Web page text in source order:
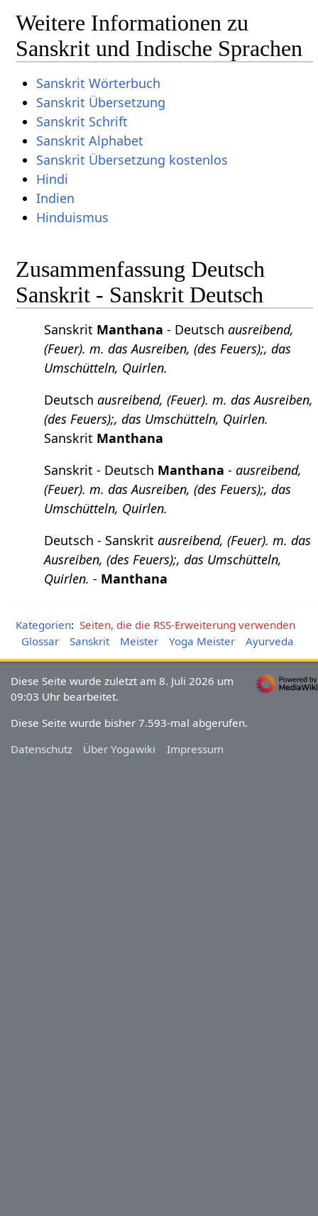
Weitere Informationen zu
Sanskrit und Indische Sprachen
Sanskrit Wörterbuch
Sanskrit Übersetzung
Sanskrit Schrift
Sanskrit Alphabet
Sanskrit Übersetzung kostenlos
Hindi
Indien
Hinduismus
Zusammenfassung Deutsch
Sanskrit - Sanskrit Deutsch
Sanskrit Manthana - Deutschausreibend,
(Feuer). m. das Ausreiben, (des Feuers);, das
Umschütteln, Quirlen.
Deutschausreibend, (Feuer). m. das Ausreiben,
(des Feuers);, das Umschütteln, Quirlen.
Sanskrit Manthana
Sanskrit - Deutsch Manthana -ausreibend,
(Feuer). m. das Ausreiben, (des Feuers);, das
Umschütteln, Quirlen.
Deutsch - Sanskritausreibend, (Feuer). m. das
Ausreiben, (des Feuers);, das Umschütteln,
Quirlen. - Manthana
Kategorien: Seiten, die die RSS-Erweiterung verwenden
Glossar
Sanskrit Meister Yoga Meister Ayurveda
Diese Seite wurde zuletzt am 8. Juli 2026 um
09:03 Uhr bearbeitet.
Diese Seite wurde bisher 7.593-mal abgerufen.
Datenschutz
Über Yogawiki Impressum